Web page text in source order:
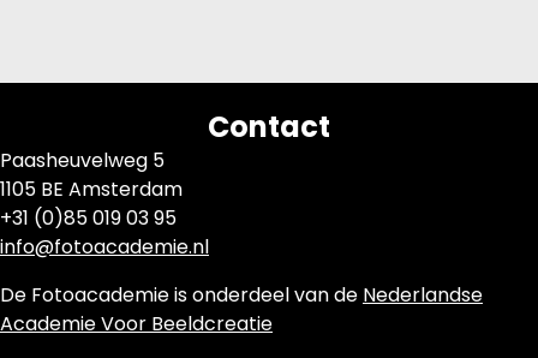
Contact
Paasheuvelweg 5
1105 BE Amsterdam
+31 (0)85 019 03 95
info@fotoacademie.nl
De Fotoacademie is onderdeel van de Nederlandse
Academie Voor Beeldcreatie